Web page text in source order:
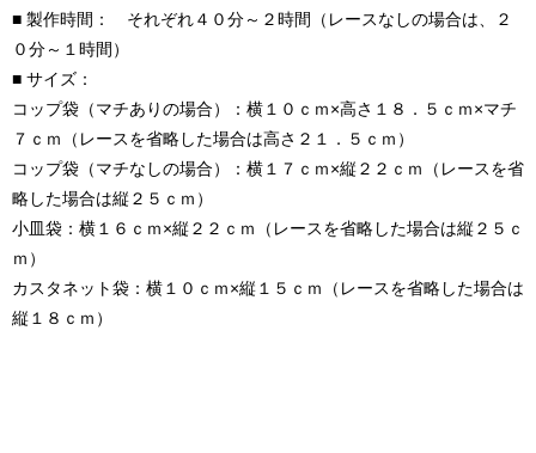
■ 製作時間： それぞれ４０分～２時間（レースなしの場合は、２
０分～１時間）
■ サイズ：
コップ袋（マチありの場合）：横１０ｃｍ×高さ１８．５ｃｍ×マチ
７ｃｍ（レースを省略した場合は高さ２１．５ｃｍ）
コップ袋（マチなしの場合）：横１７ｃｍ×縦２２ｃｍ（レースを省
略した場合は縦２５ｃｍ）
小皿袋：横１６ｃｍ×縦２２ｃｍ（レースを省略した場合は縦２５ｃ
ｍ）
カスタネット袋：横１０ｃｍ×縦１５ｃｍ（レースを省略した場合は
縦１８ｃｍ）